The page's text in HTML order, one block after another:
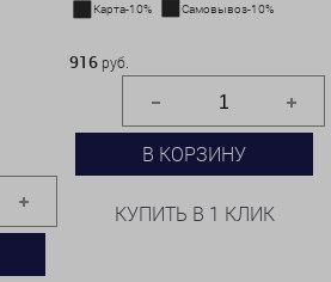
Карта-10% Самовывоз-10%
916 руб.
В КОРЗИНУ
КУПИТЬ В 1 КЛИК